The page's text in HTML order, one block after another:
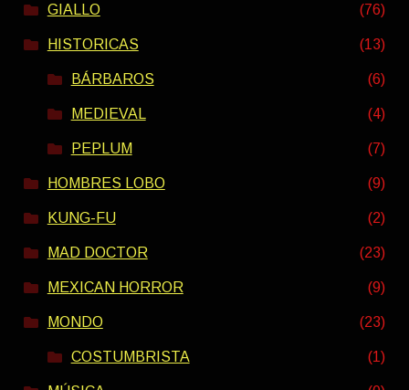
GIALLO (76)
HISTORICAS (13)
BÁRBAROS (6)
MEDIEVAL (4)
PEPLUM (7)
HOMBRES LOBO (9)
KUNG-FU (2)
MAD DOCTOR (23)
MEXICAN HORROR (9)
MONDO (23)
COSTUMBRISTA (1)